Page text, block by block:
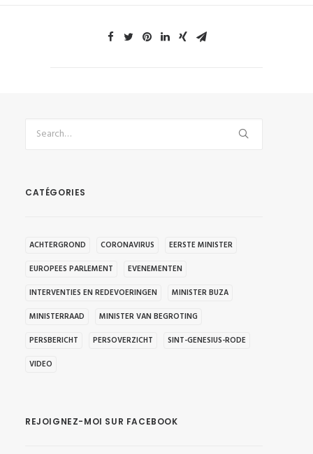
CATÉGORIES
ACHTERGROND CORONAVIRUS
EERSTE MINISTER
EUROPEES PARLEMENT
EVENEMENTEN
INTERVENTIES EN REDEVOERINGEN
MINISTER BUZA
MINISTERRAAD
MINISTER VAN BEGROTING
PERSBERICHT
PERSOVERZICHT
SINT-GENESIUS-RODE
VIDEO
REJOIGNEZ-MOI SUR FACEBOOK